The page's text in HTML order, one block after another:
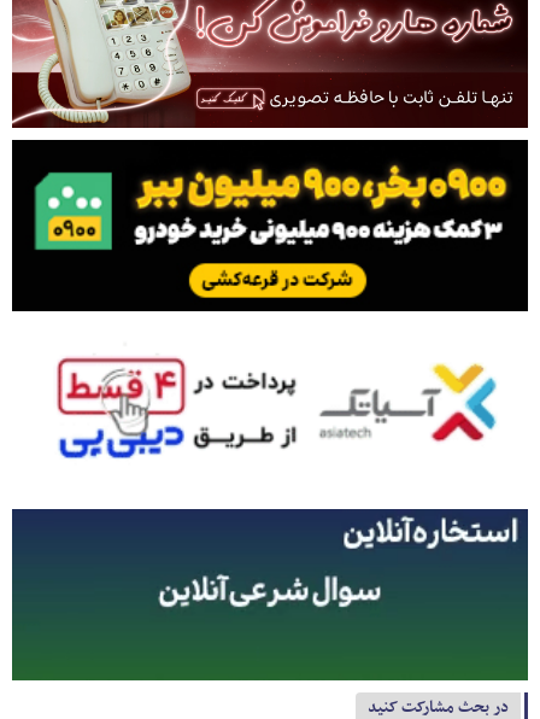
در بحث مشارکت کنید